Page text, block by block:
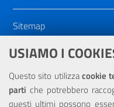
USIAMO I
Questo sito utilizzacookie
parti che potrebbero
questi ultimi possono
Sitemap
Dichiarazione di
NOTE LEGALI
Privacy